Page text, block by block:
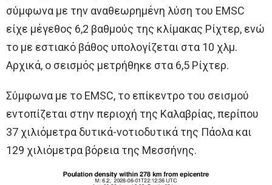
σύμφωνα με την αναθεωρημένη λύση του EMSC
είχε μέγεθος 6,2 βαθμούς της κλίμακας Ρίχτερ, ενώ
το με εστιακό βάθος υπολογίζεται στα 10 χλμ.
Αρχικά, ο σεισμός μετρήθηκε στα 6,5 Ρίχτερ.
Σύμφωνα με το EMSC, το επίκεντρο του σεισμού
εντοπίζεται στην περιοχή της Καλαβρίας, περίπου
37 χιλιόμετρα δυτικά-νοτιοδυτικά της Πάολα και
129 χιλιόμετρα βόρεια της Μεσσήνης.